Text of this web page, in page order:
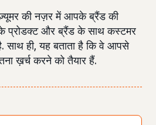
की नज़र में आपके ब्रैंड की
प्रोडक्ट और ब्रैंड के साथ कस्टमर
साथ ही, यह बताता है कि वे आपसे
ख़र्च करने को तैयार हैं.